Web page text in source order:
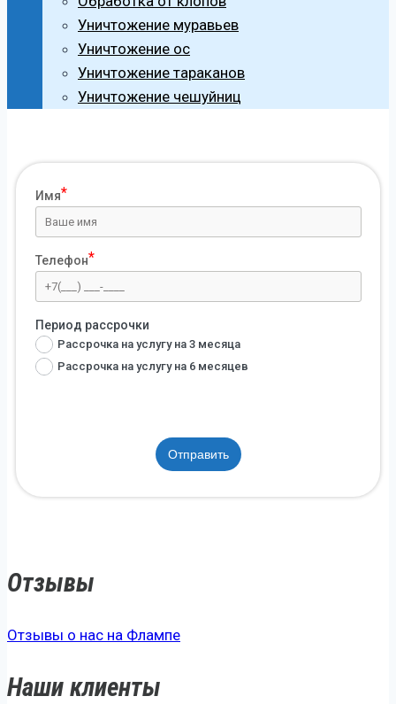
Уничтожение муравьев
Уничтожение ос
Уничтожение тараканов
Уничтожение чешуйниц
Имя
Телефон
Период рассрочки
Рассрочка на услугу на 3 месяца
Рассрочка на услугу на 6 месяцев
Отправить
Отзывы
Отзывы о нас на Флампе
Наши клиенты